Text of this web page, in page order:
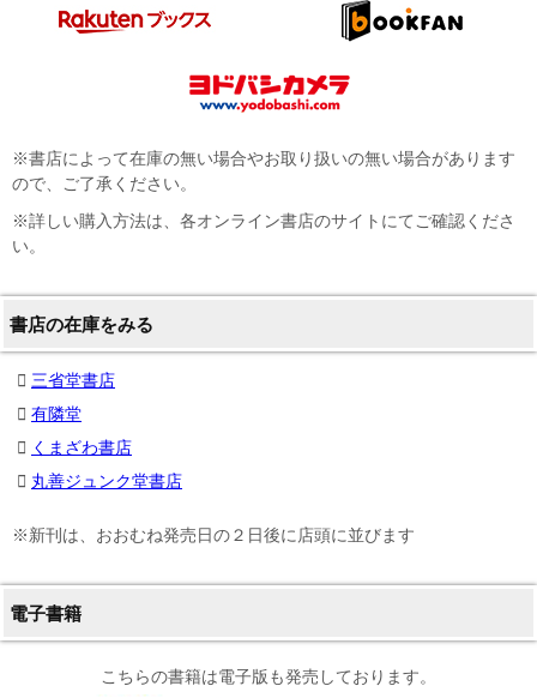
※書店によって在庫の無い場合やお取り扱いの無い場合があります
ので、ご了承ください。
※詳しい購入方法は、各オンライン書店のサイトにてご確認くださ
い。
書店の在庫をみる
三省堂書店
有隣堂
くまざわ書店
丸善ジュンク堂書店
※新刊は、おおむね発売日の２日後に店頭に並びます
電子書籍
こちらの書籍は電子版も発売しております。